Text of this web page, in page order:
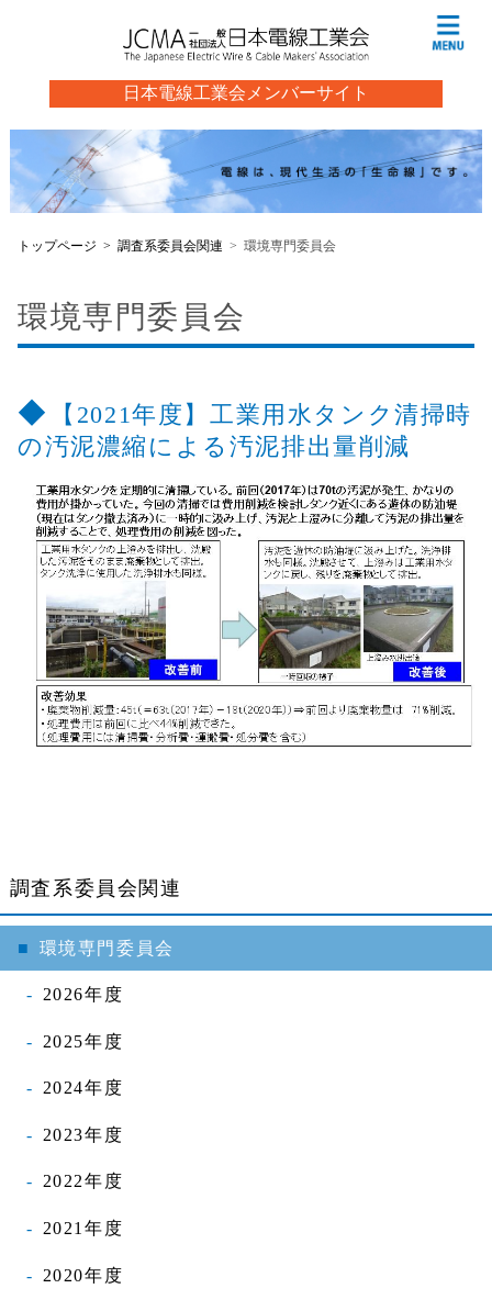
日本電線工業会メンバーサイト
トップページ 調査系委員会関連 環境専門委員会
環境専門委員会
【2021年度】工業用水タンク清掃時
の汚泥濃縮による汚泥排出量削減
調査系委員会関連
環境専門委員会
2026年度
2025年度
2024年度
2023年度
2022年度
2021年度
2020年度